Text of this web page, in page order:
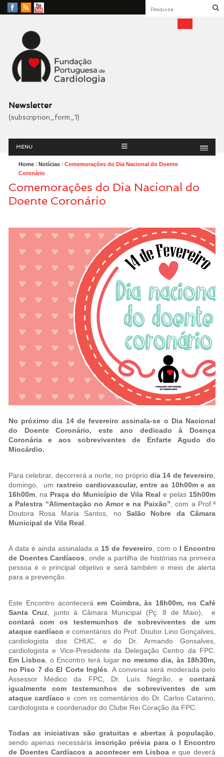
Facebook
RSS
YouTube
Fundação Portuguesa
Cardiologia
Newsletter
{subscription_form_1}
Menu
MENU
Home/ Notícias/ Comemorações do Dia Nacional do Doente
Coronário
Comemorações do Dia Nacional do
Doente Coronário
No próximo dia 14 de fevereiro assinala-se o Dia Nacional
do Doente Coronário, este ano dedicado à Doença
Coronária e aos sobreviventes de Enfarte Agudo do
Miocárdio.
Para celebrar, decorrerá a norte, no própriodia 14 de fevereiro
domingo, um rastreio cardiovascular, entre as 10h00m e as
16h00m, na Praça do Município de Vila Real e pelas 15h00m
a Palestra “Alimentação no Amor e na Paixão” , com a Prof.ª
Doutora Rosa Maria Santos, no Salão Nobre da Câmara
Municipal de Vila Real
A data é ainda assinalada a 15 de fevereiro, com o
I Encontro
de Doentes Cardíacos , onde a partilha de histórias na primeira
pessoa é o principal objetivo e será também o meio de alerta
para a prevenção.
Este Encontro acontecerá em Coimbra, às 18h00m, no Café
Santa Cruz , junto à Câmara Municipal (Pç. 8 de Maio), e
contará com os testemunhos de sobreviventes de um
ataque cardíaco e comentários do Prof. Doutor Lino Gonçalves,
cardiologista dos CHUC, e do Dr. Armando Gonsalves,
cardiologista e Vice-Presidente da Delegação Centro da FPC.
Em Lisboa , o Encontro terá lugar no mesmo dia, às 18h30m,
no Piso 7 do El Corte Inglés . A conversa será moderada pelo
Assessor Médico da FPC, Dr. Luís Negrão, econtará
igualmente com testemunhos de sobreviventes de um
ataque cardíaco e com os comentários do Dr. Carlos Catarino,
cardiologista e coordenador do Clube Rei Coração da FPC.
Todas as iniciativas são gratuitas e abertas à população,
sendo apenas necessária inscrição prévia para o I Encontro
de Doentes Cardíacos a acontecer em Lisboae que deverá